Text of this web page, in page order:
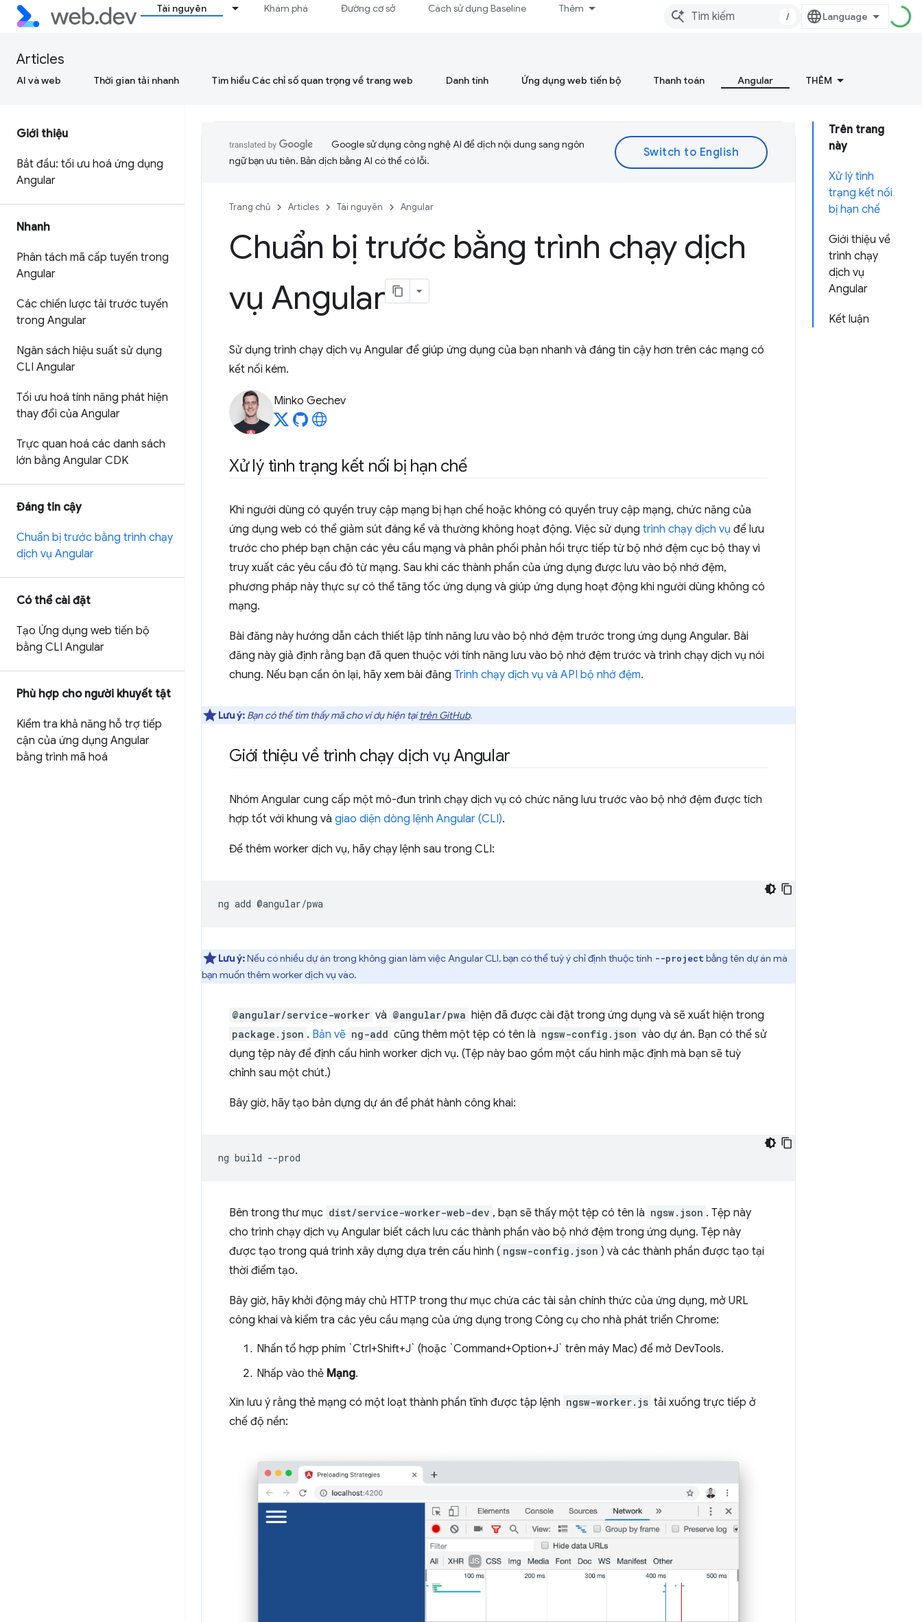
Tài nguyên Khám phá Đường cơ sở Cách sử dụng Baseline Thêm
/
Articles
AI và web Thời gian tải nhanh Tìm hiểu Các chỉ số quan trọng về trang web Danh tính Ứng dụng web tiến bộ Thanh toán Angular THÊM
Giới thiệu
Bắt đầu: tối ưu hoá ứng dụng
Angular
Nhanh
Phân tách mã cấp tuyến trong
Angular
Các chiến lược tải trước tuyến
trong Angular
Ngân sách hiệu suất sử dụng
CLI Angular
Tối ưu hoá tính năng phát hiện
thay đổi của Angular
Trực quan hoá các danh sách
lớn bằng Angular CDK
Đáng tin cậy
Chuẩn bị trước bằng trình chạy
dịch vụ Angular
Có thể cài đặt
Tạo Ứng dụng web tiến bộ
bằng CLI Angular
Phù hợp cho người khuyết tật
Kiểm tra khả năng hỗ trợ tiếp
cận của ứng dụng Angular
bằng trình mã hoá
Trên trang
này
Xử lý tình
trạng kết nối
bị hạn chế
Giới thiệu về
trình chạy
dịch vụ
Angular
Kết luận
Google sử dụng công nghệ AI để dịch nội dung sang ngôn
ngữ bạn ưu tiên. Bản dịch bằng AI có thể có lỗi.
Trang chủ Articles Tài nguyên Angular
Chuẩn bị trước bằng trình chạy dịch
vụ Angular
Sử dụng trình chạy dịch vụ Angular để giúp ứng dụng của bạn nhanh và đáng tin cậy hơn trên các mạng có
kết nối kém.
Minko Gechev
Xử lý tình trạng kết nối bị hạn chế
Khi người dùng có quyền truy cập mạng bị hạn chế hoặc không có quyền truy cập mạng, chức năng của
ứng dụng web có thể giảm sút đáng kể và thường không hoạt động. Việc sử dụng trình chạy dịch vụ để lưu
trước cho phép bạn chặn các yêu cầu mạng và phân phối phản hồi trực tiếp từ bộ nhớ đệm cục bộ thay vì
truy xuất các yêu cầu đó từ mạng. Sau khi các thành phần của ứng dụng được lưu vào bộ nhớ đệm,
phương pháp này thực sự có thể tăng tốc ứng dụng và giúp ứng dụng hoạt động khi người dùng không có
mạng.
Bài đăng này hướng dẫn cách thiết lập tính năng lưu vào bộ nhớ đệm trước trong ứng dụng Angular. Bài
đăng này giả định rằng bạn đã quen thuộc với tính năng lưu vào bộ nhớ đệm trước và trình chạy dịch vụ nói
chung. Nếu bạn cần ôn lại, hãy xem bài đăng Trình chạy dịch vụ và API bộ nhớ đệm.
Lưu ý: Bạn có thể tìm thấy mã cho ví dụ hiện tạitrên GitHub.
Giới thiệu về trình chạy dịch vụ Angular
Nhóm Angular cung cấp một mô-đun trình chạy dịch vụ có chức năng lưu trước vào bộ nhớ đệm được tích
hợp tốt với khung và giao diện dòng lệnh Angular (CLI).
Để thêm worker dịch vụ, hãy chạy lệnh sau trong CLI:
ng add
Lưu ý:Nếu có nhiều dự án trong không gian làm việc Angular CLI, bạn có thể tuỳ ý chỉ định thuộc tính --project bằng tên dự án mà
bạn muốn thêm worker dịch vụ vào.
@angular/service-worker và @angular/pwa hiện đã được cài đặt trong ứng dụng và sẽ xuất hiện trong
package.json . Bản vẽ ng-add cũng thêm một tệp có tên là ngsw-config.json vào dự án. Bạn có thể sử
dụng tệp này để định cấu hình worker dịch vụ. (Tệp này bao gồm một cấu hình mặc định mà bạn sẽ tuỳ
chỉnh sau một chút.)
Bây giờ, hãy tạo bản dựng dự án để phát hành công khai:
ng build
Bên trong thư mục dist/service-worker-web-dev , bạn sẽ thấy một tệp có tên là ngsw.json . Tệp này
cho trình chạy dịch vụ Angular biết cách lưu các thành phần vào bộ nhớ đệm trong ứng dụng. Tệp này
được tạo trong quá trình xây dựng dựa trên cấu hình ( ngsw-config.json ) và các thành phần được tạo tại
thời điểm tạo.
Bây giờ, hãy khởi động máy chủ HTTP trong thư mục chứa các tài sản chính thức của ứng dụng, mở URL
công khai và kiểm tra các yêu cầu mạng của ứng dụng trong Công cụ cho nhà phát triển Chrome:
Nhấn tổ hợp phím `Ctrl+Shift+J` (hoặc `Command+Option+J` trên máy Mac) để mở DevTools.
Nhấp vào thẻ Mạng.
Xin lưu ý rằng thẻ mạng có một loạt thành phần tĩnh được tập lệnh ngsw-worker.js tải xuống trực tiếp ở
chế độ nền: